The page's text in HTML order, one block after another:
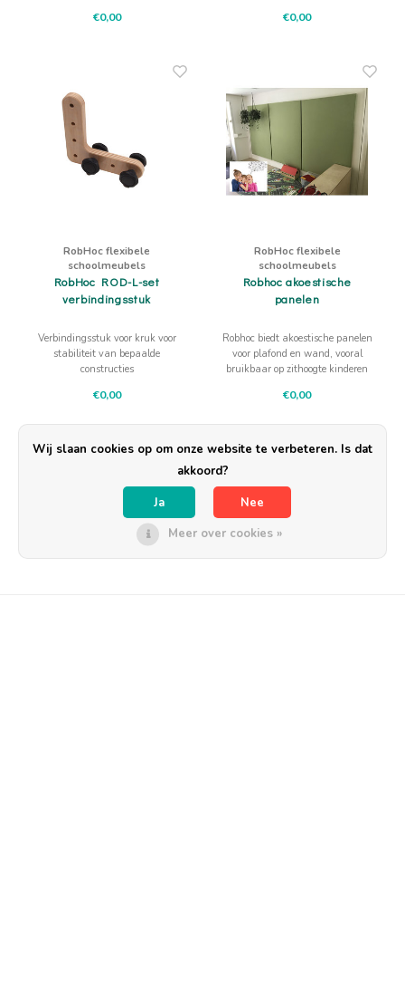
€0,00
naar Rechts" gaan doen.
€0,00
RobHoc flexibele
schoolmeubels
RobHoc ROD-L-set
verbindingsstuk
Verbindingsstuk voor kruk voor
stabiliteit van bepaalde
constructies
€0,00
RobHoc flexibele
schoolmeubels
Robhoc akoestische
panelen
Robhoc biedt akoestische panelen
voor plafond en wand, vooral
bruikbaar op zithoogte kinderen
prachtige kleuren of digitale print
€0,00
Wij slaan cookies op om onze website te verbeteren. Is dat
akkoord?
Ja
Nee
Meer over cookies »